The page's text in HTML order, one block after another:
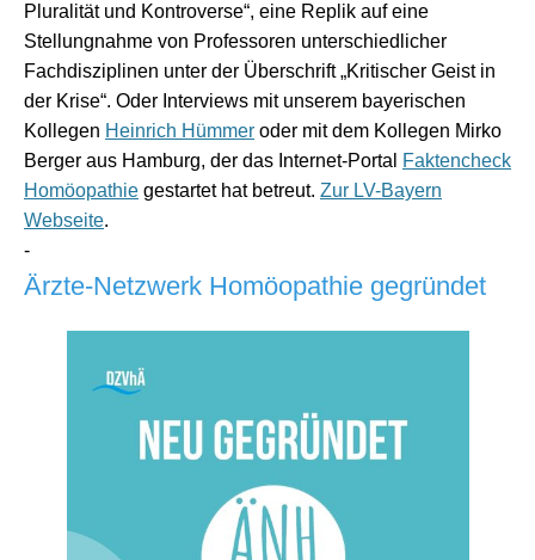
Pluralität und Kontroverse“, eine Replik auf eine
Stellungnahme von Professoren unterschiedlicher
Fachdisziplinen unter der Überschrift „Kritischer Geist in
der Krise“. Oder Interviews mit unserem bayerischen
Kollegen Heinrich Hümmer oder mit dem Kollegen Mirko
Berger aus Hamburg, der das Internet-Portal
Faktencheck
Homöopathie gestartet hat betreut. Zur LV-Bayern
Webseite.
-
Ärzte-Netzwerk Homöopathie gegründet